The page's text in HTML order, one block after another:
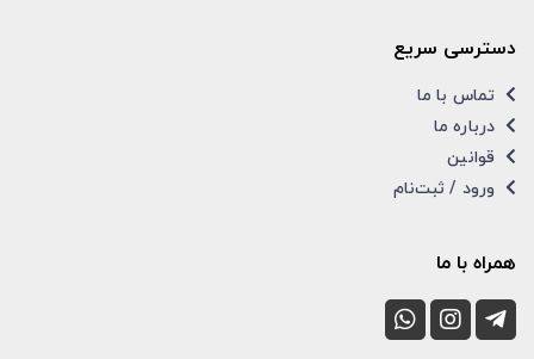
دسترسی سریع
تماس با ما
درباره ما
قوانین
ورود / ثبت‌نام
همراه با ما